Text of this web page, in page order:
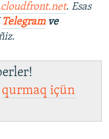
. Esas
Telegramve
qurmaq içün